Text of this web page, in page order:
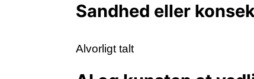
Sandhed eller
Alvorligt talt